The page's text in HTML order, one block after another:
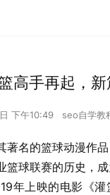
高手再起，新
下午10:49 seo自学教
著名的篮球动漫作
篮球联赛的历史，
年上映的电影《